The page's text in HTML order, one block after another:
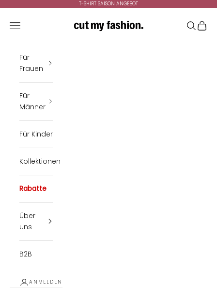
T-SHIRT SAISON ANGEBOT
cutmyfashion
Menü Suchen
Für
Frauen
Für
Männer
Für Kinder
Kollektionen
Rabatte
Über
uns
B2B
ANMELDEN